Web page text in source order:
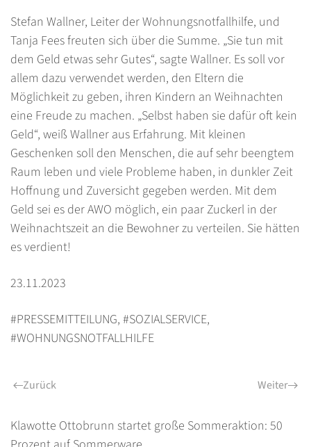
Stefan Wallner, Leiter der Wohnungsnotfallhilfe, und
Tanja Fees freuten sich über die Summe. „Sie tun mit
dem Geld etwas sehr Gutes“, sagte Wallner. Es soll vor
allem dazu verwendet werden, den Eltern die
Möglichkeit zu geben, ihren Kindern an Weihnachten
eine Freude zu machen. „Selbst haben sie dafür oft kein
Geld“, weiß Wallner aus Erfahrung. Mit kleinen
Geschenken soll den Menschen, die auf sehr beengtem
Raum leben und viele Probleme haben, in dunkler Zeit
Hoffnung und Zuversicht gegeben werden. Mit dem
Geld sei es der AWO möglich, ein paar Zuckerl in der
Weihnachtszeit an die Bewohner zu verteilen. Sie hätten
es verdient!
23.11.2023
#PRESSEMITTEILUNG, #SOZIALSERVICE,
#WOHNUNGSNOTFALLHILFE
Zurück Weiter
Klawotte Ottobrunn startet große Sommeraktion: 50